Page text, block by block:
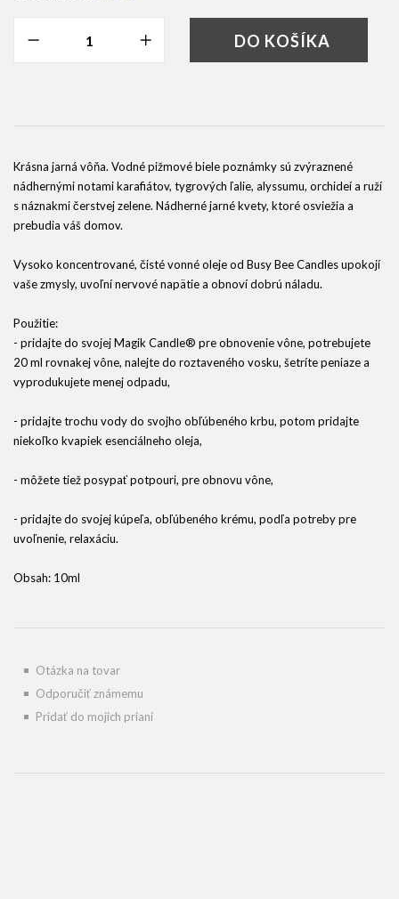
DO KOŠÍKA
Krásna jarná vôňa. Vodné pižmové biele poznámky sú zvýraznené
nádhernými notami karafiátov, tygrových ľalie, alyssumu, orchideí a ruží
s náznakmi čerstvej zelene. Nádherné jarné kvety, ktoré osviežia a
prebudia váš domov.
Vysoko koncentrované, čisté vonné oleje od Busy Bee Candles upokojí
vaše zmysly, uvoľní nervové napätie a obnoví dobrú náladu.
Použitie:
- pridajte do svojej Magik Candle® pre obnovenie vône, potrebujete
20 ml rovnakej vône, nalejte do roztaveného vosku, šetríte peniaze a
vyprodukujete menej odpadu,
- pridajte trochu vody do svojho obľúbeného krbu, potom pridajte
niekoľko kvapiek esenciálneho oleja,
- môžete tiež posypať potpouri, pre obnovu vône,
- pridajte do svojej kúpeľa, obľúbeného krému, podľa potreby pre
uvoľnenie, relaxáciu.
Obsah: 10ml
Otázka na tovar
Odporučiť známemu
Pridať do mojich prianí